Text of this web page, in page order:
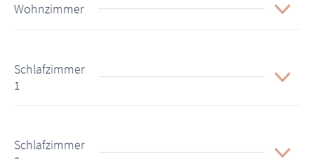
Wohnzimmer
Schlafzimmer
1
Schlafzimmer